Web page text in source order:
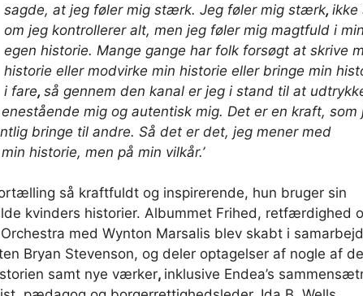
sagde, at jeg føler mig stærk. Jeg føler mig stærk, ikke
om jeg kontrollerer alt, men jeg føler mig magtfuld i min
egen historie. Mange gange har folk forsøgt at skrive
historie eller modvirke min historie eller bringe min
i fare, så gennem den kanal er jeg i stand til at
mig og autentisk mig. Det er en kraft, som
bringe til andre. Så det er det, jeg mener med
historie, men på min vilkår.’
så kraftfuldt og inspirerende, hun bruger sin
kvinders historier. Albummet Frihed, retfærdighed
med Wynton Marsalis blev skabt i
Bryan Stevenson, og deler optagelser af nogle af de
samt nye værker, inklusive Endea’s